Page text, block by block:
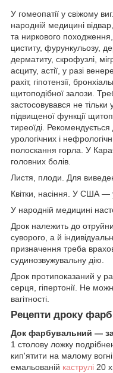
У гомеопатії у свіжому
народній медицині
та ниркового
циститу, фурункульозу,
дерматиту, скрофузлі,
асциту, астії, у разі
рахіт, гіпотензії,
щитоподібної залози.
застосовувався не тільки
підвищеної функції
тиреоїді. Рекомендується
урологічних і
полоскання горла. У
головних болів.
Листя, плоди. Для
Квітки, насіння. У США —
У народній медицині
Дрок належить до
суворого, а й
призначення треба
судинозвужувальну дію.
Дрок протипоказаний у
серця, гіпертонії. Не
вагітності.
Рецепти дроку
Док фарбувальний —
1 столову ложку
кип'ятити на малому
емальованій каструлі 20